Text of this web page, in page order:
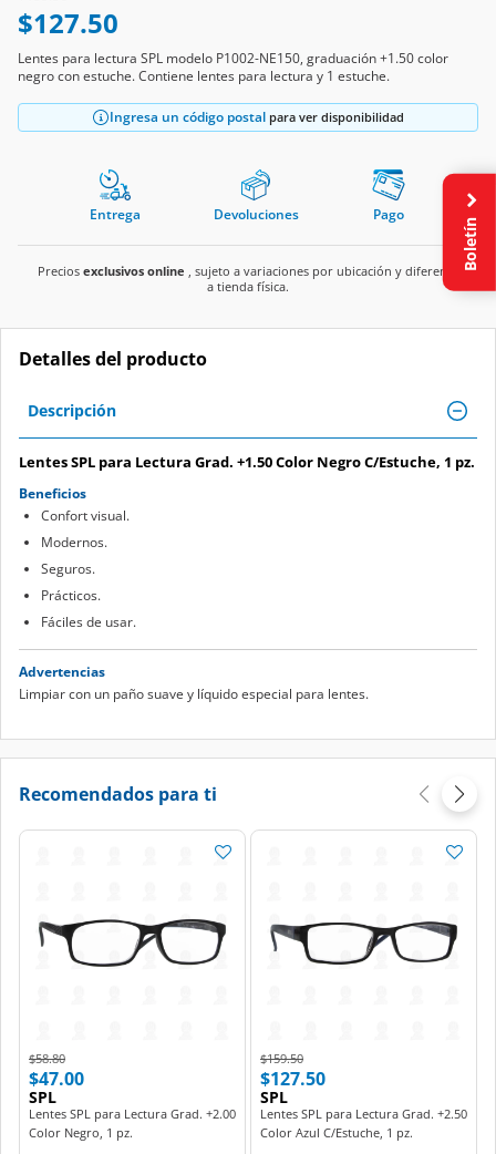
$127.50
Lentes para lectura SPL modelo P1002-NE150, graduación +1.50 color
negro con estuche. Contiene lentes para lectura y 1 estuche.
Ingresa un código postal para ver disponibilidad
Entrega Devoluciones Pago
Precios exclusivos online , sujeto a variaciones por ubicación y diferente
a tienda física.
Detalles del producto
Descripción
Lentes SPL para Lectura Grad. +1.50 Color Negro C/Estuche, 1 pz.
Beneficios
Confort visual.
Modernos.
Seguros.
Prácticos.
Fáciles de usar.
Advertencias
Limpiar con un paño suave y líquido especial para lentes.
Recomendados para ti
Price reduced from
$58.80to
$47.00
SPL
Lentes SPL para Lectura Grad. +2.00
Color Negro, 1 pz.
Price reduced from
$159.50to
$127.50
SPL
Lentes SPL para Lectura Grad. +2.50
Color Azul C/Estuche, 1 pz.
Boletín